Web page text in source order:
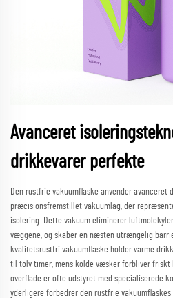
Avanceret
drikkevarer perfekte
Den rustfrie vakuumflaske anvender
præcisionsfremstillet vakuumlag, der
isolering. Dette vakuum eliminerer
væggene, og skaber en næsten utrængelig
kvalitetsrustfri vakuumflaske holder varme
til tolv timer, mens kolde væsker forbliver friskt
overflade er ofte udstyret med specialiserede
yderligere forbedrer den rustfrie